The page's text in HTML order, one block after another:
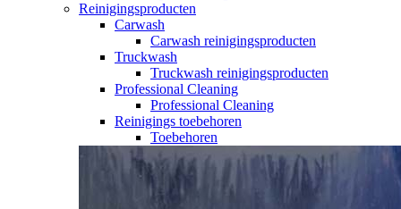
Reinigingsproducten
Carwash
Carwash reinigingsproducten
Truckwash
Truckwash reinigingsproducten
Professional Cleaning
Professional Cleaning
Reinigings toebehoren
Toebehoren